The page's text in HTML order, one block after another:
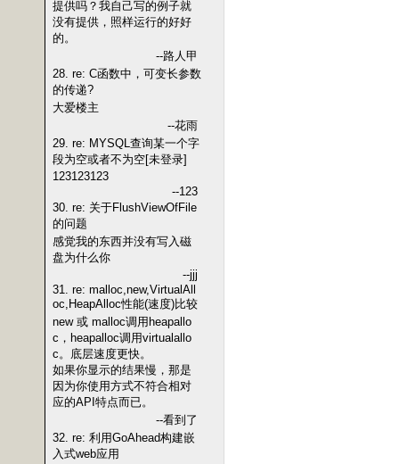
提供吗？我自己写的例子就
没有提供，照样运行的好好
的。
--路人甲
28. re: C函数中，可变长参数
的传递?
大爱楼主
--花雨
29. re: MYSQL查询某一个字
段为空或者不为空[未登录]
123123123
--123
30. re: 关于FlushViewOfFile
的问题
感觉我的东西并没有写入磁
盘为什么你
--jjj
31. re: malloc,new,VirtualAll
oc,HeapAlloc性能(速度)比较
new 或 malloc调用heapallo
c，heapalloc调用virtualallo
c。底层速度更快。
如果你显示的结果慢，那是
因为你使用方式不符合相对
应的API特点而已。
--看到了
32. re: 利用GoAhead构建嵌
入式web应用